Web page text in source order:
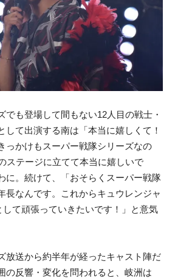
でも登場して間もない12人目の戦士・
して出演する南は「本当に嬉しくて！
っかけもスーパー戦隊シリーズなの
ステージに立てて本当に嬉しいで
に。続けて、「おそらくスーパー戦隊
長なんです。これからキュウレンジャ
して頑張っていきたいです！」と意気
放送から約半年が経ったキャスト陣だ
の反響・変化を問われると、岐洲は